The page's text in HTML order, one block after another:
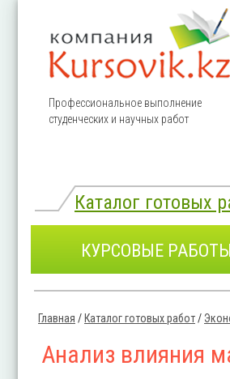
Профессиональное выполнение
студенческих и научных работ
Каталог готовых
КУРСОВЫЕ РАБОТЫ
Главная / Каталог готовых работ/
Анализ влияния